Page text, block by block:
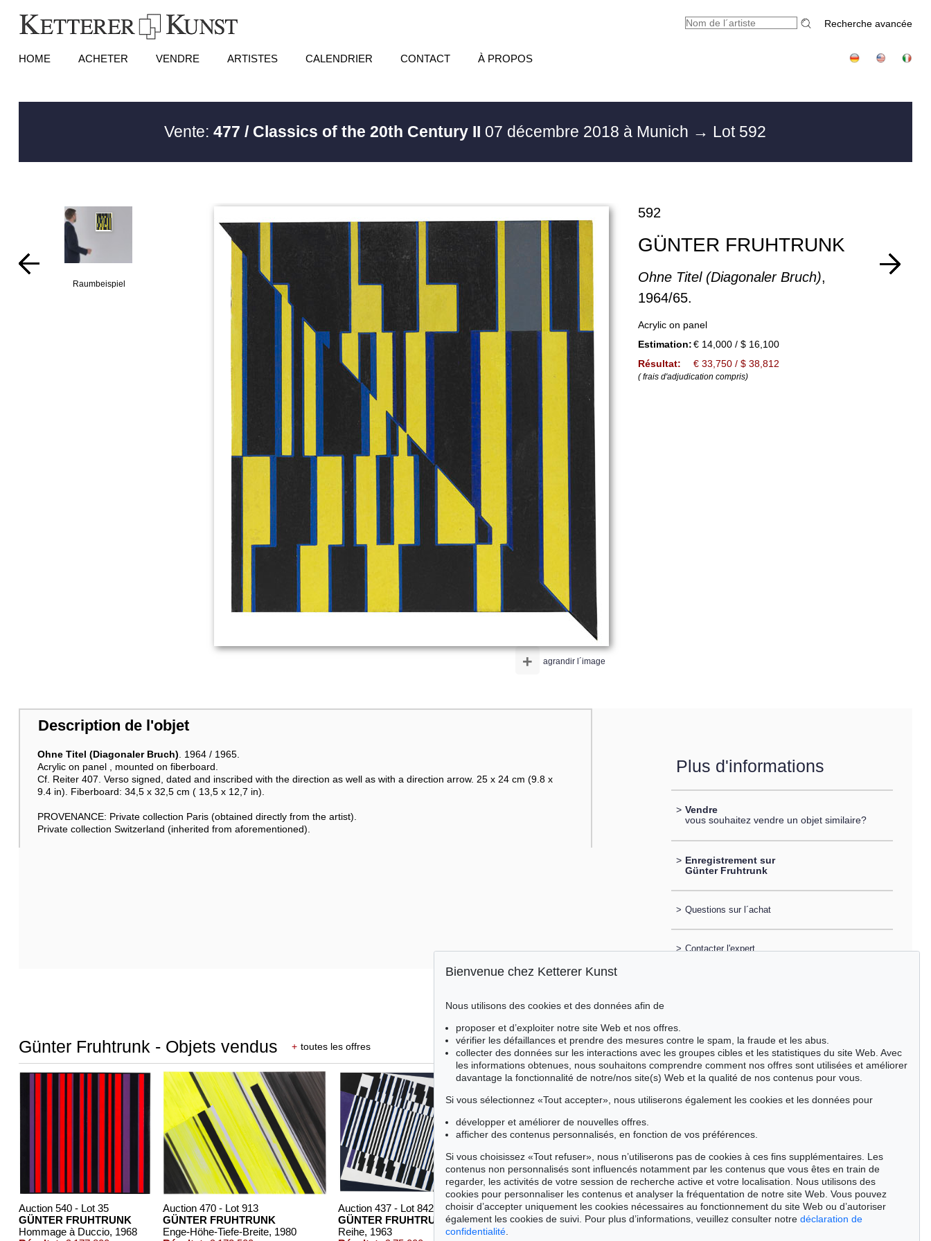
Recherche avancée
HOME ACHETER VENDRE ARTISTES CALENDRIER CONTACT À PROPOS
Vente:477 / Classics of the 20th Century II 07 décembre 2018 à Munich → Lot 592
Raumbeispiel
agrandir l´image
+
592
GÜNTER FRUHTRUNK
Ohne Titel (Diagonaler Bruch),
1964/65.
Acrylic on panel
Estimation: € 14,000 / $ 16,100
Résultat:
€ 33,750 / $ 38,812
( frais d'adjudication compris)
Description de l'objet
Ohne Titel (Diagonaler Bruch). 1964 / 1965.
Acrylic on panel , mounted on fiberboard.
Cf. Reiter 407. Verso signed, dated and inscribed with the direction as well as with a direction arrow. 25 x 24 cm (9.8 x
9.4 in). Fiberboard: 34,5 x 32,5 cm ( 13,5 x 12,7 in).
PROVENANCE: Private collection Paris (obtained directly from the artist).
Private collection Switzerland (inherited from aforementioned).
Plus d'informations
> Vendre
vous souhaitez vendre un objet similaire?
> Enregistrement sur
Günter Fruhtrunk
> Questions sur l´achat
> Contacter l'expert
Günter Fruhtrunk - Objets vendus + toutes les offres
Auction 540 - Lot 35
GÜNTER FRUHTRUNK
Hommage à Duccio, 1968
Auction 470 - Lot 913
GÜNTER FRUHTRUNK
Enge-Höhe-Tiefe-Breite, 1980
Auction 437 - Lot 842
GÜNTER FRUHTRUNK
Reihe, 1963
Auction 479 - Lot 844
GÜNTER FRUHTRUNK
Struktur
Auction 605 - Lot 186
GÜNTER FRUHTRUNK
Bienvenue chez Ketterer Kunst
Nous utilisons des cookies et des données afin de
proposer et d’exploiter notre site Web et nos offres.
vérifier les défaillances et prendre des mesures contre le spam, la fraude et les abus.
collecter des données sur les interactions avec les groupes cibles et les statistiques du site Web. Avec
les informations obtenues, nous souhaitons comprendre comment nos offres sont utilisées et améliorer
davantage la fonctionnalité de notre/nos site(s) Web et la qualité de nos contenus pour vous.
Si vous sélectionnez «Tout accepter», nous utiliserons également les cookies et les données pour
développer et améliorer de nouvelles offres.
afficher des contenus personnalisés, en fonction de vos préférences.
Si vous choisissez «Tout refuser», nous n’utiliserons pas de cookies à ces fins supplémentaires. Les
contenus non personnalisés sont influencés notamment par les contenus que vous êtes en train de
regarder, les activités de votre session de recherche active et votre localisation. Nous utilisons des
cookies pour personnaliser les contenus et analyser la fréquentation de notre site Web. Vous pouvez
choisir d’accepter uniquement les cookies nécessaires au fonctionnement du site Web ou d’autoriser
également les cookies de suivi. Pour plus d’informations, veuillez consulter notre déclaration de
confidentialité